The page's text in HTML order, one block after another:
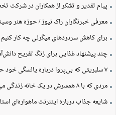
پیام تقدیر و تشکر از همکاران در شرکت
معرفی خبرنگاران راک نیوز / حوزه هنر
برای کاهش سردردهای میگرنی چه کار
چند پیشنهاد غذایی برای زنگ تفریح
۷ سلبریتی که بی‌پروا درباره یائسگی خود حرف زدند
مردی که با ۸ همسرش در یک خانه زندگی می‌کند!
شایعه جذاب درباره اینترنت ماهواره‌ای